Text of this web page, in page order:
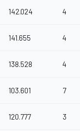
142.024 4
141.655 4
138.528 4
103.601 7
120.777 3